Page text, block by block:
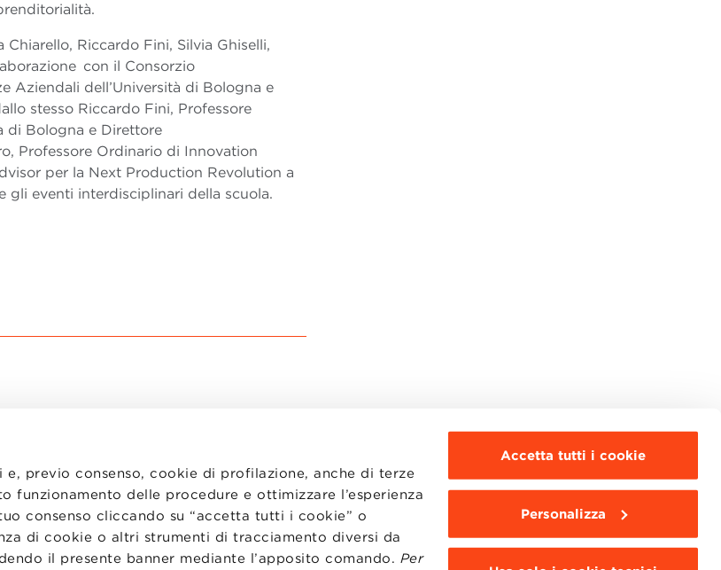
previo consenso, cookie di profilazione, anche di terze
delle procedure e ottimizzare l’esperienza
consenso cliccando su “accetta tutti i cookie” o
di cookie o altri strumenti di tracciamento diversi da
il presente banner mediante l’apposito comando. Per
Accetta tutti i cookie
Personalizza
Riccardo Fini, Silvia Ghiselli,
con il Consorzio
Aziendali dell’Università di Bologna e
stesso Riccardo Fini, Professore
di Bologna e Direttore
Professore Ordinario di Innovation
per la Next Production Revolution a
gli eventi interdisciplinari della scuola.
LAVORA CON NOI
STATUTO
WHISTLEBLOWING
WEBMAIL
BBS COMMUNITY PORTAL
PRESS